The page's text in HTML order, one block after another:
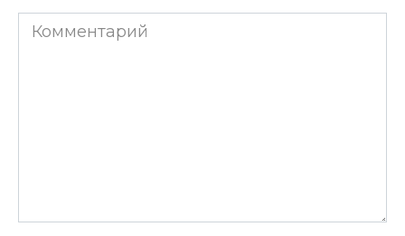
Комментарий